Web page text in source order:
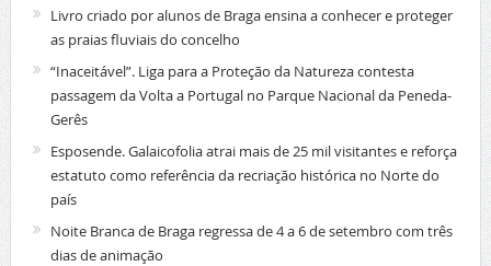
Livro criado por alunos de Braga ensina a conhecer e proteger
as praias fluviais do concelho
“Inaceitável”. Liga para a Proteção da Natureza contesta
passagem da Volta a Portugal no Parque Nacional da Peneda-
Gerês
Esposende. Galaicofolia atrai mais de 25 mil visitantes e reforça
estatuto como referência da recriação histórica no Norte do
país
Noite Branca de Braga regressa de 4 a 6 de setembro com três
dias de animação